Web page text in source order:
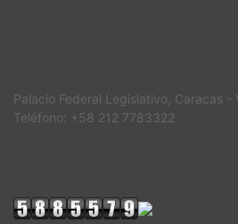
Palacio Federal Legislativo, Caracas -
Teléfono: +58 212 7783322